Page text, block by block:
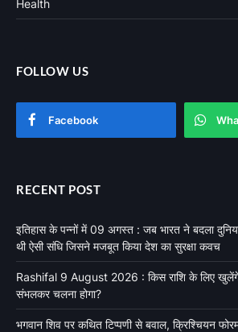
Health
FOLLOW US
Facebook
RECENT POST
इतिहास के पन्नों में 09 अगस्त : जब भारत ने बदला
थी ऐसी संधि जिसने मजबूत किया देश का सुरक्षा कवच
Rashifal 9 August 2026 : किस राशि के लिए
संभलकर चलना होगा?
भगवान शिव पर कथित टिप्पणी से बवाल, क्रिश्चियन